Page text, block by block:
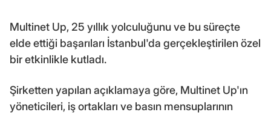
Multinet Up, 25 yıllık yolculuğunu ve bu süreçte
elde ettiği başarıları İstanbul'da gerçekleştirilen özel
bir etkinlikle kutladı.
Şirketten yapılan açıklamaya göre, Multinet Up'ın
yöneticileri, iş ortakları ve basın mensuplarının